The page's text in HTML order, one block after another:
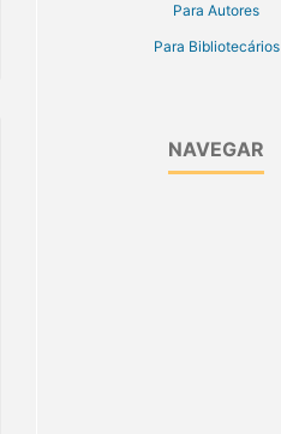
Para Autores
Para Bibliotecários
NAVEGAR